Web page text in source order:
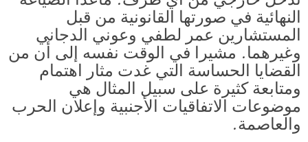
النهائية في صورتها القانونية من قبل
المستشارين عمر لطفي وعوني الدجاني
وغيرهما. مشيرا في الوقت نفسه إلى أن من
القضايا الحساسة التي غدت مثار اهتمام
ومتابعة كثيرة على سبيل المثال هي
موضوعات الاتفاقيات الأجنبية وإعلان الحرب
والعاصمة.